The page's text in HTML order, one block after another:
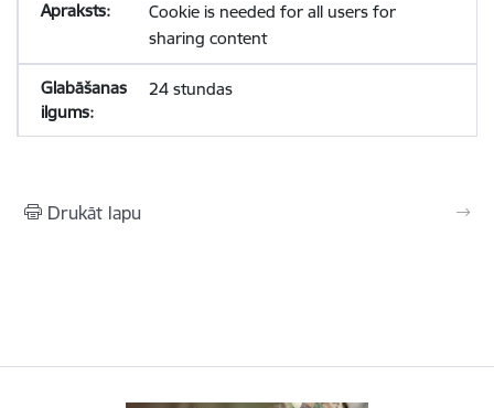
Cookie is needed for all users for
sharing content
24 stundas
Drukāt lapu